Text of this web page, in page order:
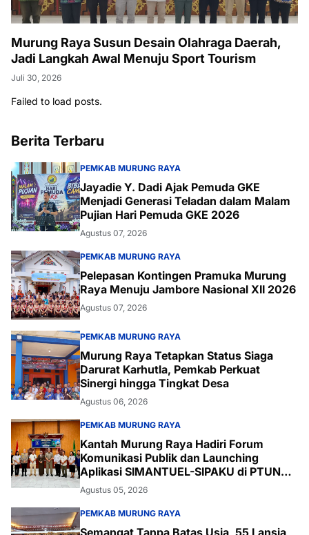
Murung Raya Susun Desain Olahraga Daerah,
Jadi Langkah Awal Menuju Sport Tourism
Juli 30, 2026
Failed to load posts.
Berita Terbaru
PEMKAB MURUNG RAYA
Jayadie Y. Dadi Ajak Pemuda GKE
Menjadi Generasi Teladan dalam Malam
Pujian Hari Pemuda GKE 2026
Agustus 07, 2026
PEMKAB MURUNG RAYA
Pelepasan Kontingen Pramuka Murung
Raya Menuju Jambore Nasional XII 2026
Agustus 07, 2026
PEMKAB MURUNG RAYA
Murung Raya Tetapkan Status Siaga
Darurat Karhutla, Pemkab Perkuat
Sinergi hingga Tingkat Desa
Agustus 06, 2026
PEMKAB MURUNG RAYA
Kantah Murung Raya Hadiri Forum
Komunikasi Publik dan Launching
Aplikasi SIMANTUEL-SIPAKU di PTUN
Palangka Raya
Agustus 05, 2026
PEMKAB MURUNG RAYA